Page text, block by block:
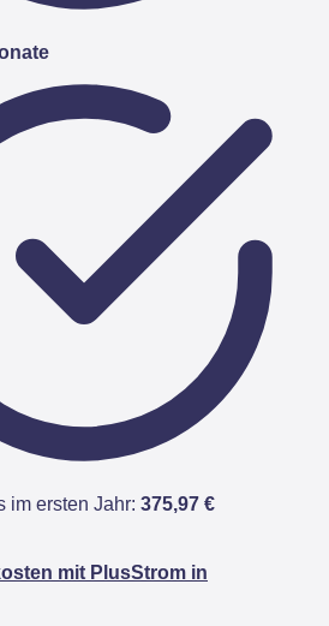
im ersten Jahr: 375,97 €
mit PlusStrom in